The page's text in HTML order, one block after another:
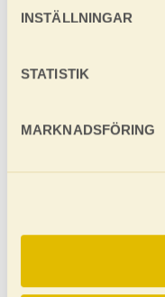
INSTÄLLNINGAR
STATISTIK
MARKNADSFÖRING
STORLEK
Knuttimrat 45x145 mm
Knuttimrat 70x145 mm
Blocksystem
BÄCKNÄS STUGA 15